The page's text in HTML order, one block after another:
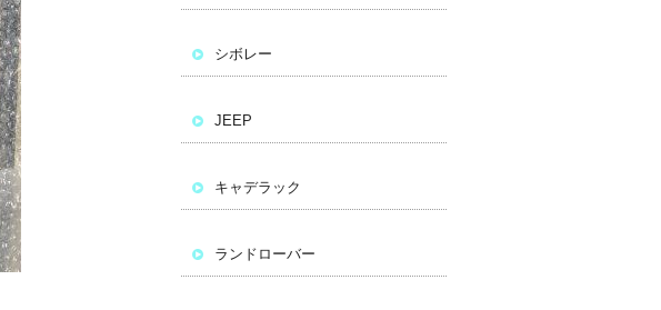
シボレー
JEEP
キャデラック
ランドローバー